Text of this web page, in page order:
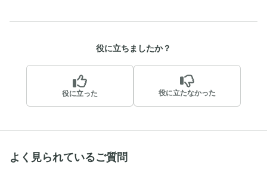
役に立ちましたか？
役に立った 役に立たなかった
よく見られているご質問